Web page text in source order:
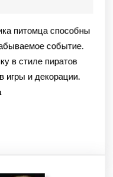
событие.
в стиле пиратов
игры и декорации.